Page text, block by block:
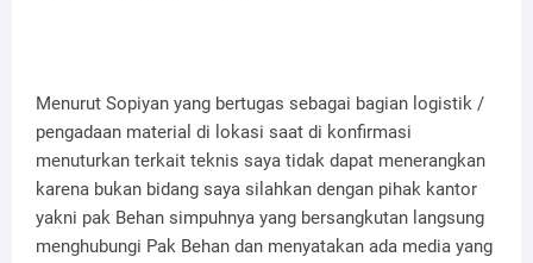
Menurut Sopiyan yang bertugas sebagai bagian logistik /
pengadaan material di lokasi saat di konfirmasi
menuturkan terkait teknis saya tidak dapat menerangkan
karena bukan bidang saya silahkan dengan pihak kantor
yakni pak Behan simpuhnya yang bersangkutan langsung
menghubungi Pak Behan dan menyatakan ada media yang